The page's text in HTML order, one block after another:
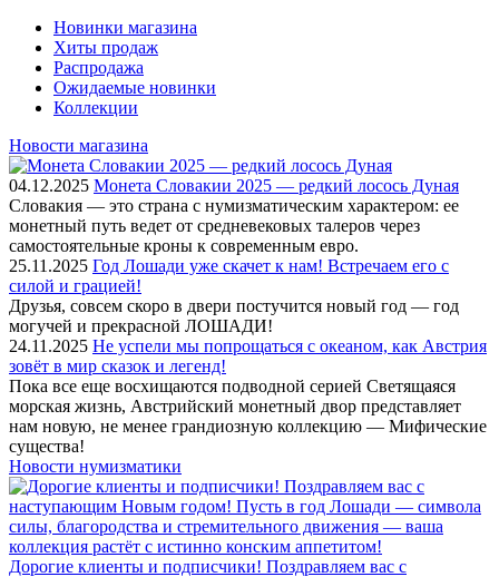
Новинки магазина
Хиты продаж
Распродажа
Ожидаемые новинки
Коллекции
Новости магазина
04.12.2025 Монета Словакии 2025 — редкий лосось Дуная
Словакия — это страна с нумизматическим характером: ее
монетный путь ведет от средневековых талеров через
самостоятельные кроны к современным евро.
25.11.2025 Год Лошади уже скачет к нам! Встречаем его с
силой и грацией!
Друзья, совсем скоро в двери постучится новый год — год
могучей и прекрасной ЛОШАДИ!
24.11.2025 Не успели мы попрощаться с океаном, как Австрия
зовёт в мир сказок и легенд!
Пока все еще восхищаются подводной серией Светящаяся
морская жизнь, Австрийский монетный двор представляет
нам новую, не менее грандиозную коллекцию — Мифические
существа!
Новости нумизматики
Дорогие клиенты и подписчики! Поздравляем вас с